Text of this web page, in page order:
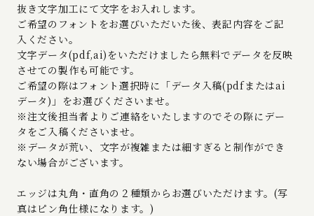
抜き文字加工にて文字をお入れします。
ご希望のフォントをお選びいただいた後、表記内容をご記
入ください。
文字データ(pdf,ai)をいただけましたら無料でデータを反映
させての製作も可能です。
ご希望の際はフォント選択時に「データ入稿(pdfまたはai
データ)」をお選びくださいませ。
※注文後担当者よりご連絡をいたしますのでその際にデー
タをご入稿くださいませ。
※データが荒い、文字が複雑または細すぎると制作ができ
ない場合がございます。
エッジは丸角・直角の２種類からお選びいただけます。(写
真はピン角仕様になります。)